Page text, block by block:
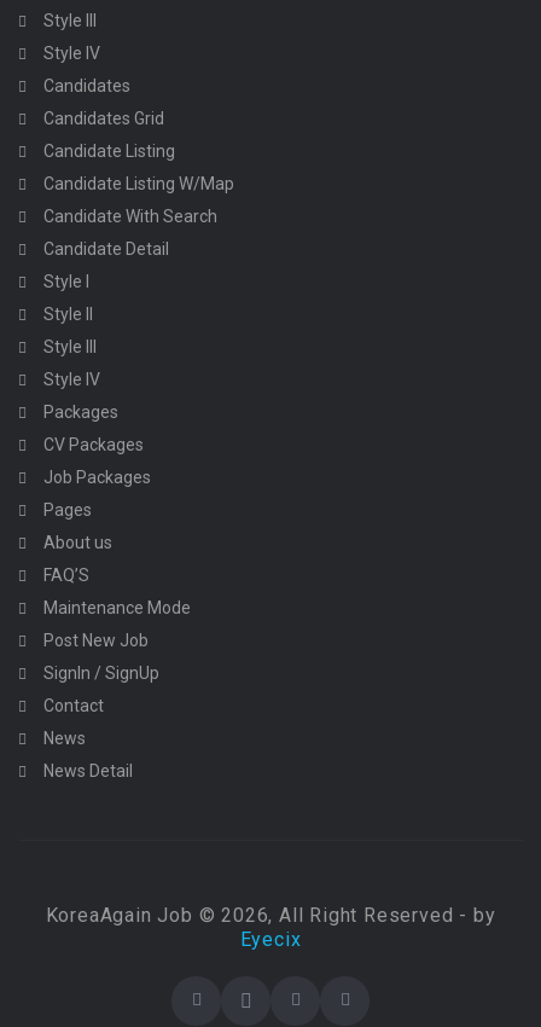
Style III
Style IV
Candidates
Candidates Grid
Candidate Listing
Candidate Listing W/Map
Candidate With Search
Candidate Detail
Style I
Style II
Style III
Style IV
Packages
CV Packages
Job Packages
Pages
About us
FAQ’S
Maintenance Mode
Post New Job
SignIn / SignUp
Contact
News
News Detail
KoreaAgain Job © 2026, All Right Reserved - by
Eyecix